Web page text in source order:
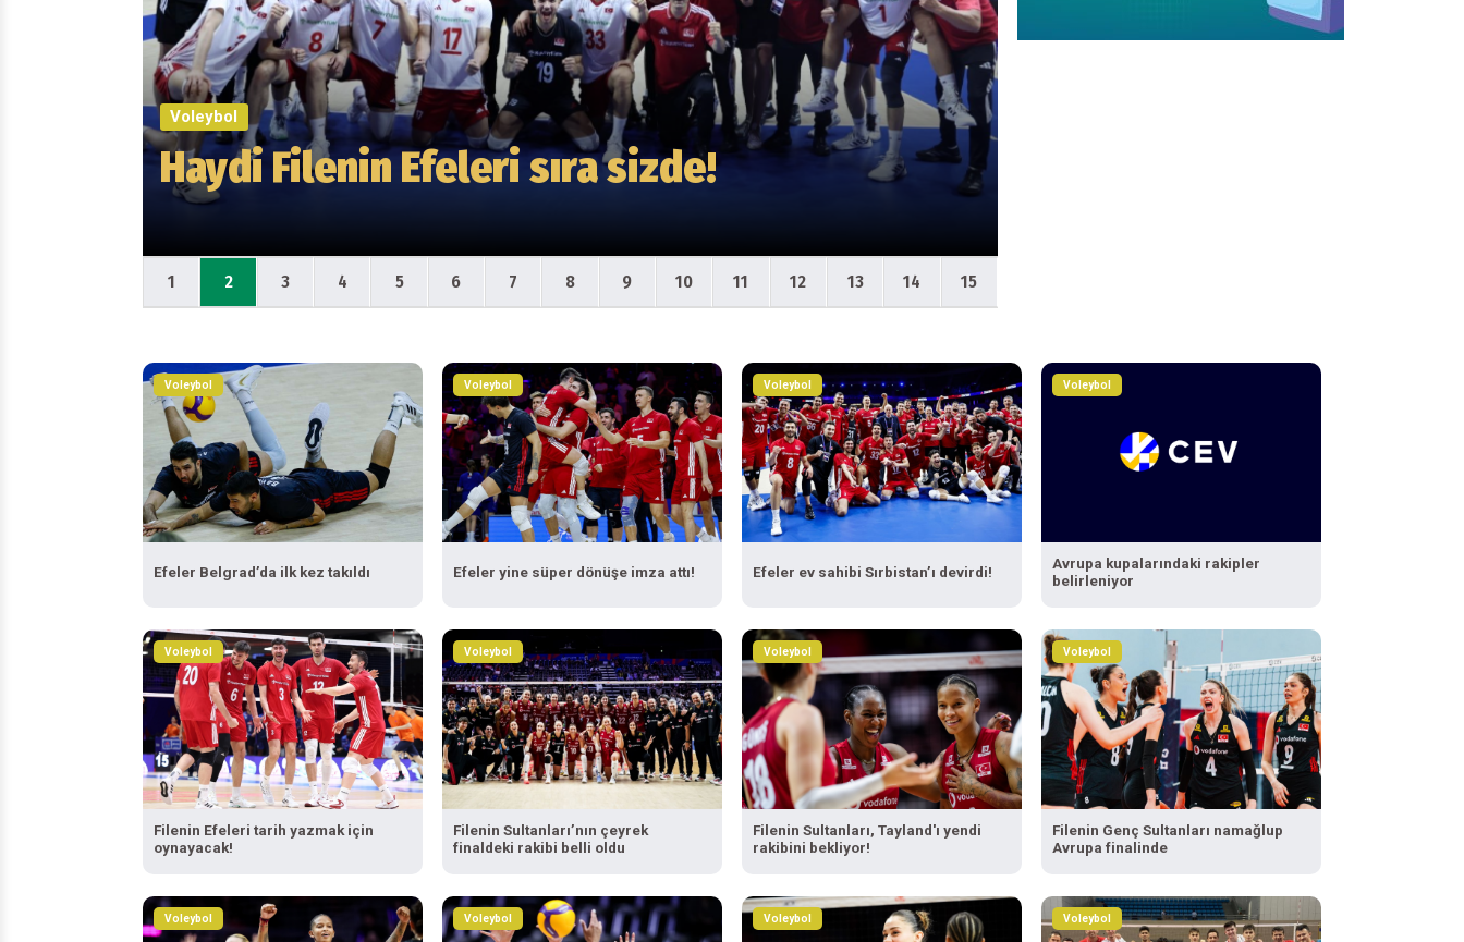
Voleybol
Haydi Filenin Efeleri sıra sizde!
1 2 3 4 5 6 7 8 9 10 11 12 13 14 15
Voleybol
Efeler Belgrad’da ilk kez takıldı
Voleybol
Efeler yine süper dönüşe imza attı!
Voleybol
Efeler ev sahibi Sırbistan’ı devirdi!
Voleybol
Avrupa kupalarındaki rakipler
belirleniyor
Voleybol
Filenin Efeleri tarih yazmak için
oynayacak!
Voleybol
Filenin Sultanları’nın çeyrek
finaldeki rakibi belli oldu
Voleybol
Filenin Sultanları, Tayland'ı yendi
rakibini bekliyor!
Voleybol
Filenin Genç Sultanları namağlup
Avrupa finalinde
Voleybol Voleybol Voleybol Voleybol